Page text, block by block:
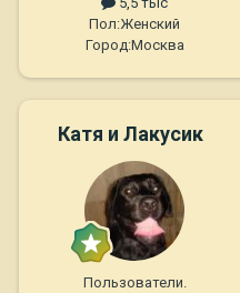
Пол:Женский
Город:Москва
Катя и Лакусик
Пользователи.